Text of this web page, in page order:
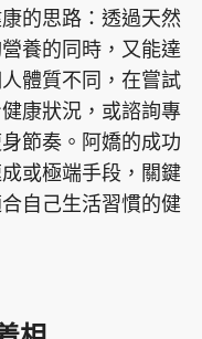
的思路：透過天然
養的同時，又能達
體質不同，在嘗試
康狀況，或諮詢專
節奏。阿嬌的成功
或極端手段，關鍵
自己生活習慣的健